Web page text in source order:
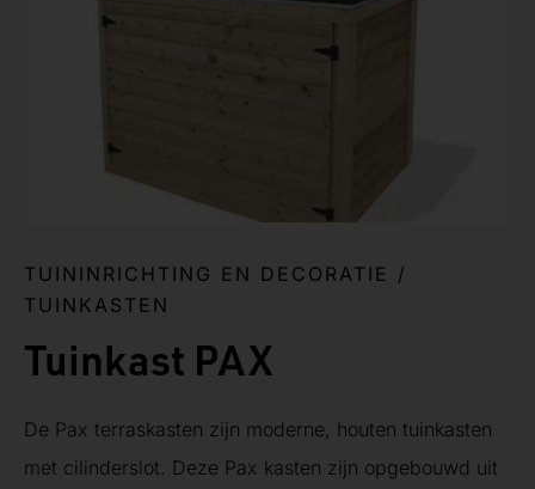
TUININRICHTING EN DECORATIE /
TUINKASTEN
Tuinkast PAX
De Pax terraskasten zijn moderne, houten tuinkasten
met cilinderslot. Deze Pax kasten zijn opgebouwd uit